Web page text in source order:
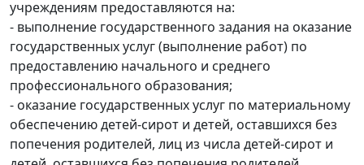
учреждениям предоставляются на:
- выполнение государственного задания на оказание
государственных услуг (выполнение работ) по
предоставлению начального и среднего
профессионального образования;
- оказание государственных услуг по материальному
обеспечению детей-сирот и детей, оставшихся без
попечения родителей, лиц из числа детей-сирот и